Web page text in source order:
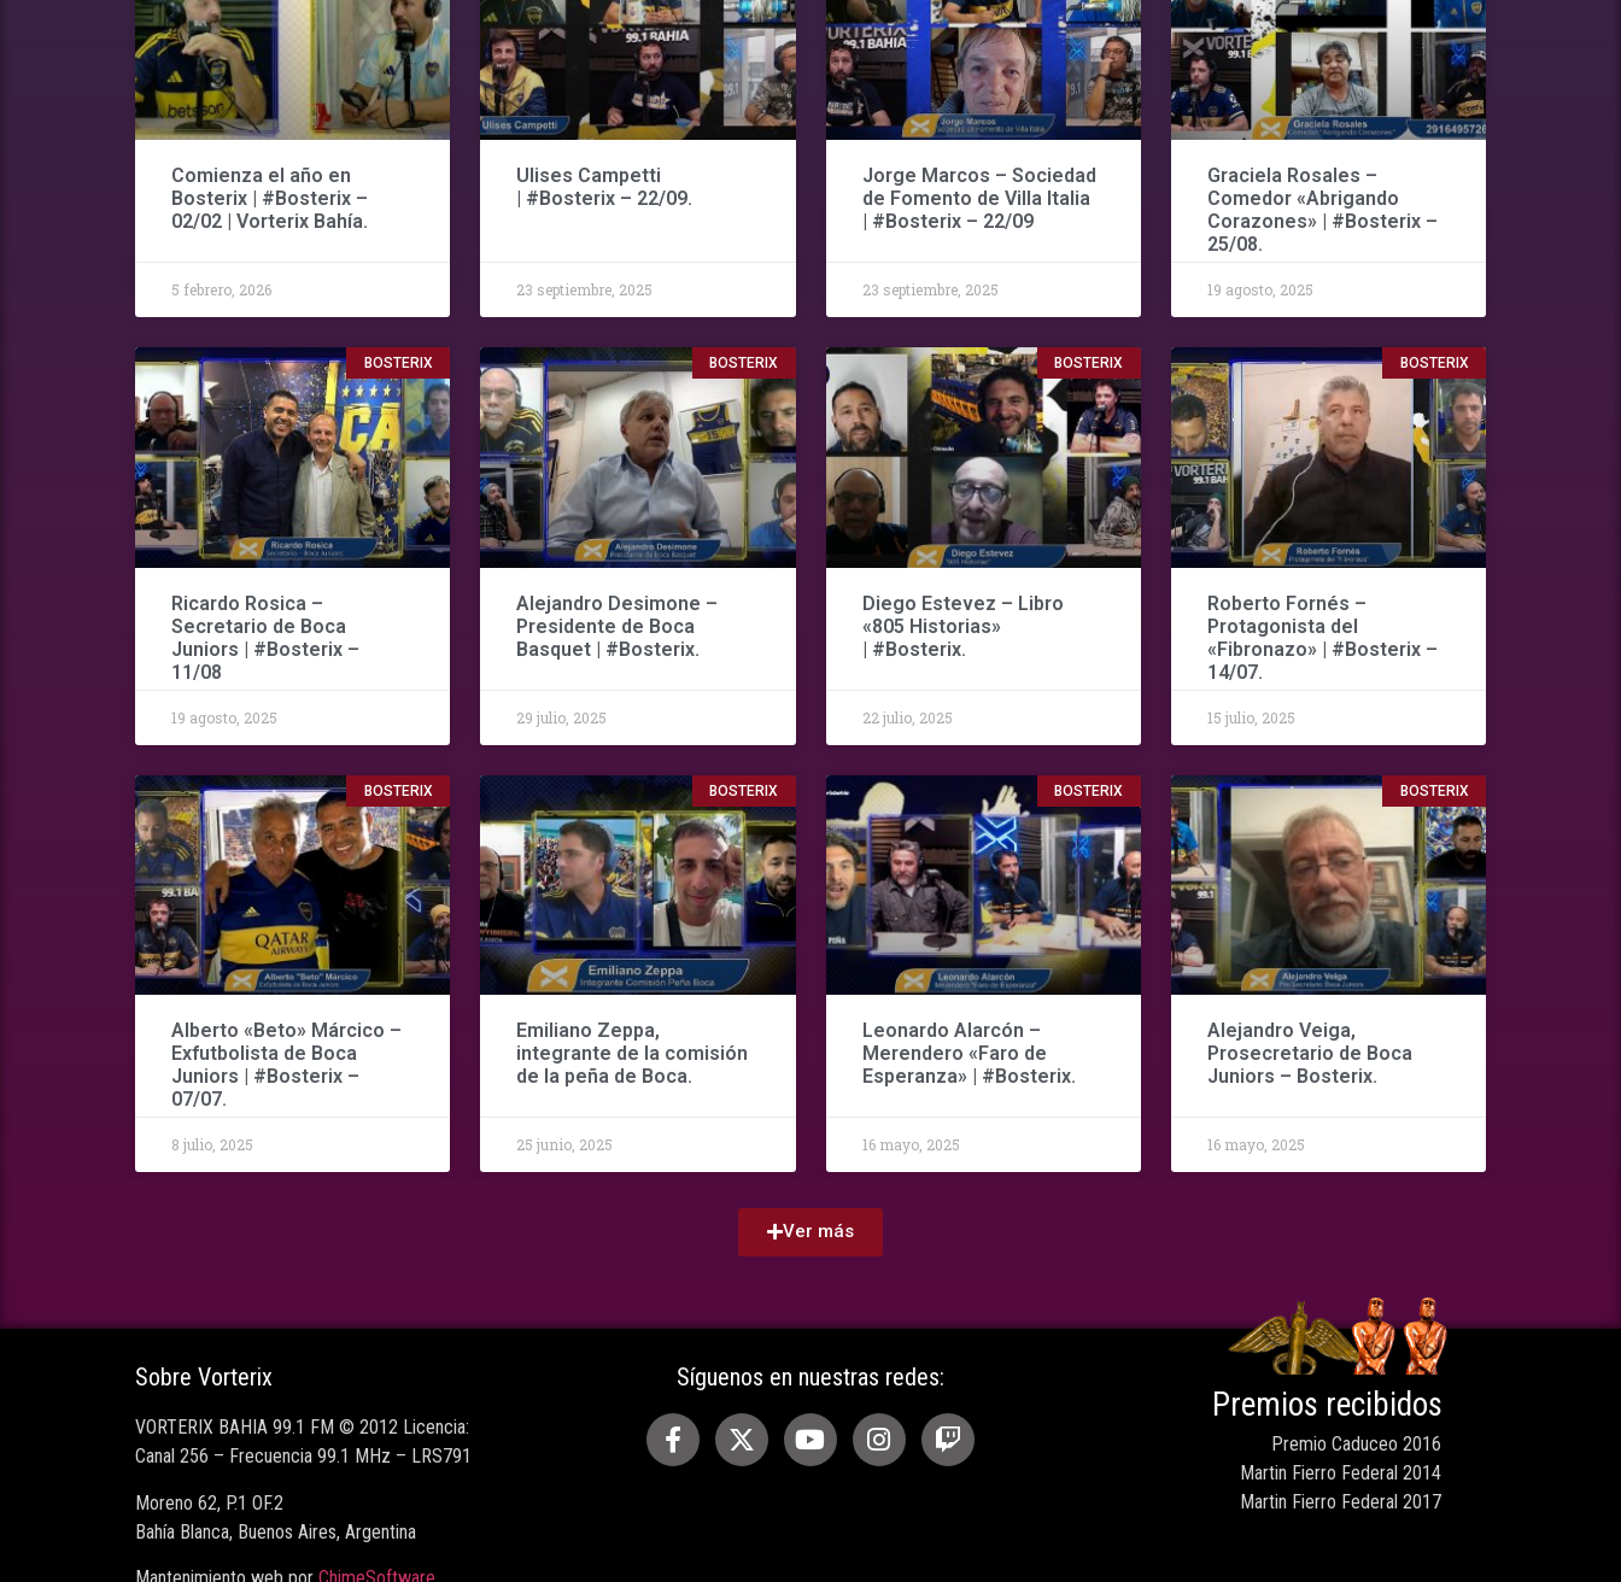
Comienza el año en
Bosterix | #Bosterix –
02/02 | Vorterix Bahía.
5 febrero, 2026
Ulises Campetti
| #Bosterix – 22/09.
23 septiembre, 2025
Jorge Marcos – Sociedad
de Fomento de Villa Italia
| #Bosterix – 22/09
23 septiembre, 2025
Graciela Rosales –
Comedor «Abrigando
Corazones» | #Bosterix –
25/08.
19 agosto, 2025
BOSTERIX
Ricardo Rosica –
Secretario de Boca
Juniors | #Bosterix –
11/08
19 agosto, 2025
BOSTERIX
Alejandro Desimone –
Presidente de Boca
Basquet | #Bosterix.
29 julio, 2025
BOSTERIX
Diego Estevez – Libro
«805 Historias»
| #Bosterix.
22 julio, 2025
BOSTERIX
Roberto Fornés –
Protagonista del
«Fibronazo» | #Bosterix –
14/07.
15 julio, 2025
BOSTERIX
Alberto «Beto» Márcico –
Exfutbolista de Boca
Juniors | #Bosterix –
07/07.
8 julio, 2025
BOSTERIX
Emiliano Zeppa,
integrante de la comisión
de la peña de Boca.
25 junio, 2025
BOSTERIX
Leonardo Alarcón –
Merendero «Faro de
Esperanza» | #Bosterix.
16 mayo, 2025
BOSTERIX
Alejandro Veiga,
Prosecretario de Boca
Juniors – Bosterix.
16 mayo, 2025
Ver más
Sobre Vorterix
VORTERIX BAHIA 99.1 FM © 2012 Licencia:
Canal 256 – Frecuencia 99.1 MHz – LRS791
Moreno 62, P.1 OF.2
Bahía Blanca, Buenos Aires, Argentina
Síguenos en nuestras redes:
Premios recibidos
Premio Caduceo 2016
Martin Fierro Federal 2014
Martin Fierro Federal 2017